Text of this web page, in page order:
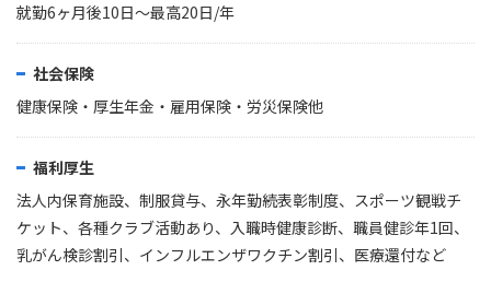
就勤6ヶ月後10日～最高20日/年
社会保険
健康保険・厚生年金・雇用保険・労災保険他
福利厚生
法人内保育施設、制服貸与、永年勤続表彰制度、スポーツ観戦チ
ケット、各種クラブ活動あり、入職時健康診断、職員健診年1回、
乳がん検診割引、インフルエンザワクチン割引、医療還付など